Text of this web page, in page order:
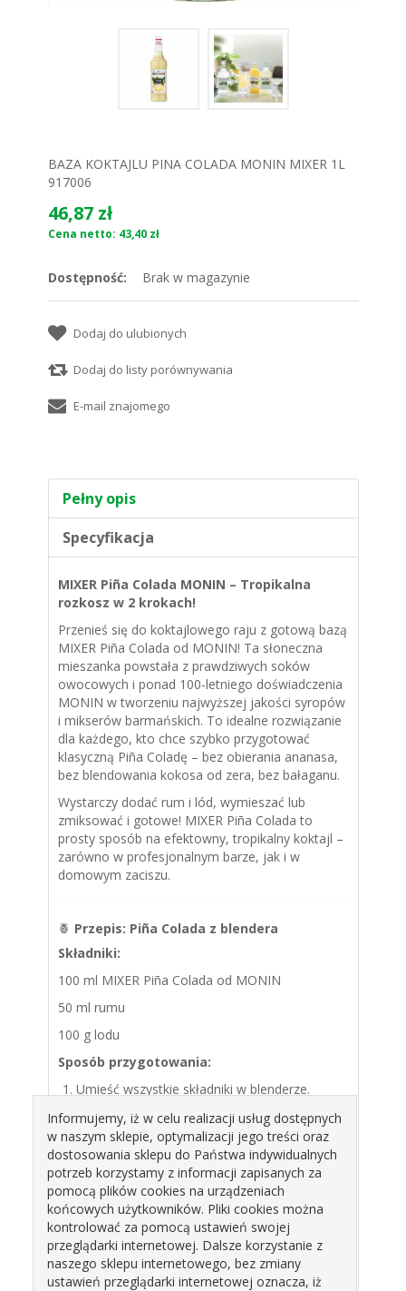
BAZA KOKTAJLU PINA COLADA MONIN MIXER 1L
917006
46,87 zł
Cena netto: 43,40 zł
Dostępność: Brak w magazynie
Pełny opis
Specyfikacja
MIXER Piña Colada MONIN – Tropikalna
rozkosz w 2 krokach!
Przenieś się do koktajlowego raju z gotową bazą
MIXER Piña Colada od MONIN! Ta słoneczna
mieszanka powstała z prawdziwych soków
owocowych i ponad 100-letniego doświadczenia
MONIN w tworzeniu najwyższej jakości syropów
i mikserów barmańskich. To idealne rozwiązanie
dla każdego, kto chce szybko przygotować
klasyczną Piña Coladę – bez obierania ananasa,
bez blendowania kokosa od zera, bez bałaganu.
Wystarczy dodać rum i lód, wymieszać lub
zmiksować i gotowe! MIXER Piña Colada to
prosty sposób na efektowny, tropikalny koktajl –
zarówno w profesjonalnym barze, jak i w
domowym zaciszu.
🍍 Przepis: Piña Colada z blendera
Składniki:
100 ml MIXER Piña Colada od MONIN
50 ml rumu
100 g lodu
Sposób przygotowania:
Umieść wszystkie składniki w blenderze.
Miksuj do uzyskania kremowej konsystencji.
Przelej do szklanki typuhurricane.
Dekoracja:
Liście ananasa i kawałek świeżego ananasa.
🍹Przepis: Piña Colada z shakera
Składniki:
Informujemy, iż w celu realizacji usług dostępnych
w naszym sklepie, optymalizacji jego treści oraz
dostosowania sklepu do Państwa indywidualnych
potrzeb korzystamy z informacji zapisanych za
pomocą plików cookies na urządzeniach
końcowych użytkowników. Pliki cookies można
kontrolować za pomocą ustawień swojej
przeglądarki internetowej. Dalsze korzystanie z
naszego sklepu internetowego, bez zmiany
ustawień przeglądarki internetowej oznacza, iż